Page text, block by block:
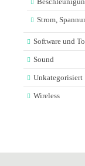
Strom,
Software und
Sound
Unkategorisiert
Wireless